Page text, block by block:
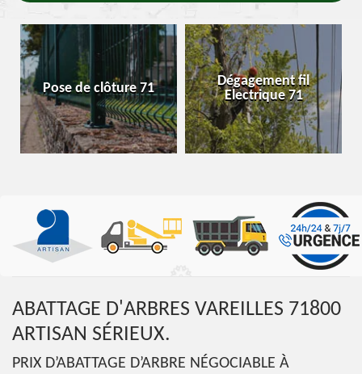
Pose de clôture 71
Dégagement fil
Electrique 71
ABATTAGE D'ARBRES VAREILLES 71800
ARTISAN SÉRIEUX.
PRIX D’ABATTAGE D’ARBRE NÉGOCIABLE À